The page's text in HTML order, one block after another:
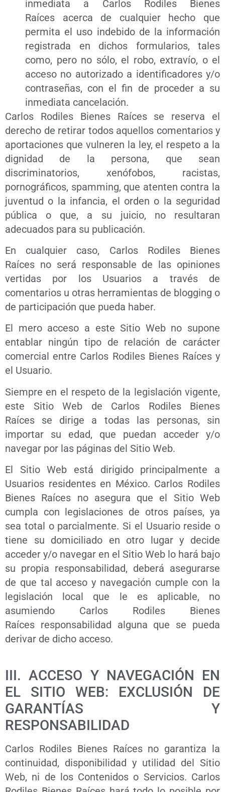
inmediata a Carlos Rodiles Bienes
Raíces acerca de cualquier hecho que
permita el uso indebido de la información
registrada en dichos formularios, tales
como, pero no sólo, el robo, extravío, o el
acceso no autorizado a identificadores y/o
contraseñas, con el fin de proceder a su
inmediata cancelación.
Carlos Rodiles Bienes Raíces se reserva el
derecho de retirar todos aquellos comentarios y
aportaciones que vulneren la ley, el respeto a la
dignidad de la persona, que sean
discriminatorios, xenófobos, racistas,
pornográficos, spamming, que atenten contra la
juventud o la infancia, el orden o la seguridad
pública o que, a su juicio, no resultaran
adecuados para su publicación.
En cualquier caso, Carlos Rodiles Bienes
Raíces no será responsable de las opiniones
vertidas por los Usuarios a través de
comentarios u otras herramientas de blogging o
de participación que pueda haber.
El mero acceso a este Sitio Web no supone
entablar ningún tipo de relación de carácter
comercial entre Carlos Rodiles Bienes Raíces y
el Usuario.
Siempre en el respeto de la legislación vigente,
este Sitio Web de Carlos Rodiles Bienes
Raíces se dirige a todas las personas, sin
importar su edad, que puedan acceder y/o
navegar por las páginas del Sitio Web.
El Sitio Web está dirigido principalmente a
Usuarios residentes en México. Carlos Rodiles
Bienes Raíces no asegura que el Sitio Web
cumpla con legislaciones de otros países, ya
sea total o parcialmente. Si el Usuario reside o
tiene su domiciliado en otro lugar y decide
acceder y/o navegar en el Sitio Web lo hará bajo
su propia responsabilidad, deberá asegurarse
de que tal acceso y navegación cumple con la
legislación local que le es aplicable, no
asumiendo Carlos Rodiles Bienes
Raíces responsabilidad alguna que se pueda
derivar de dicho acceso.
III. ACCESO Y NAVEGACIÓN EN
EL SITIO WEB: EXCLUSIÓN DE
GARANTÍAS Y
RESPONSABILIDAD
Carlos Rodiles Bienes Raíces no garantiza la
continuidad, disponibilidad y utilidad del Sitio
Web, ni de los Contenidos o Servicios. Carlos